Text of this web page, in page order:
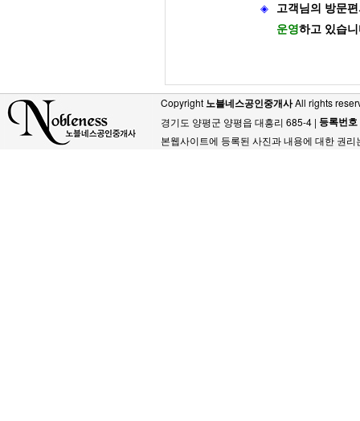
◈
고객님의 방문
운영하고 있습
Copyright 노블네스공인중개사All rights
경기도 양평군 양평읍 대흥리 685-4 | 등록번호
본웹사이트에 등록된 사진과 내용에 대한 권